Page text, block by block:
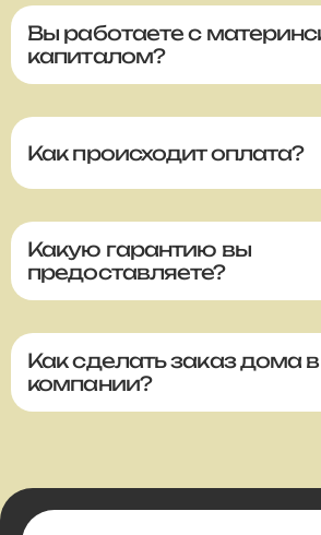
Вы работаете с
капиталом?
Как происходит оплата?
Какую гарантию вы
предоставляете?
Как сделать заказ дома
компании?